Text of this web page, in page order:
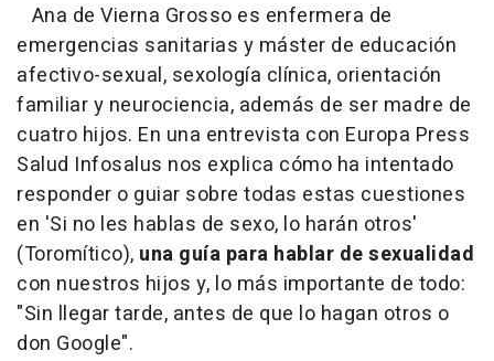
Ana de Vierna Grosso es enfermera de
emergencias sanitarias y máster de educación
afectivo-sexual, sexología clínica, orientación
familiar y neurociencia, además de ser madre de
cuatro hijos. En una entrevista con Europa Press
Salud Infosalus nos explica cómo ha intentado
responder o guiar sobre todas estas cuestiones
en 'Si no les hablas de sexo, lo harán otros'
(Toromítico), una guía para hablar de sexualidad
con nuestros hijos y, lo más importante de todo:
"Sin llegar tarde, antes de que lo hagan otros o
don Google".